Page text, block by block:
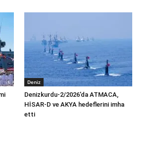
Deniz
Denizkurdu-2/2026’da ATMACA,
HİSAR-D ve AKYA hedeflerini imha
etti